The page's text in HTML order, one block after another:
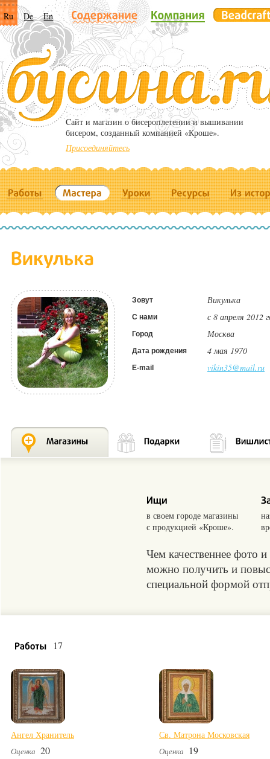
Ru De En
Cайт и магазин о бисероплетении и вышивании
бисером, созданный компанией «Кроше».
Присоединяйтесь
Зовут Викулька
С нами с 8 апреля 2012
Город Москва
Дата рождения 4 мая 1970
E-mail vikin35@mail.ru
в своем городе магазины
с продукцией «Кроше».
Чем качественнее фото
можно получить и
специальной формой
17
Ангел Хранитель
Оценка 20
Св. Матрона Московская
Оценка 19